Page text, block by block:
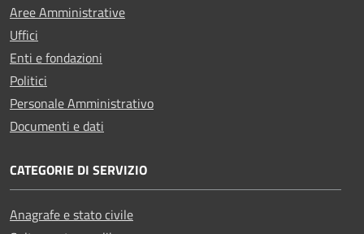
Aree Amministrative
Uffici
Enti e fondazioni
Politici
Personale Amministrativo
Documenti e dati
CATEGORIE DI SERVIZIO
Anagrafe e stato civile